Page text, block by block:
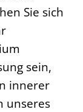
Sie sich
sein,
innerer
unseres